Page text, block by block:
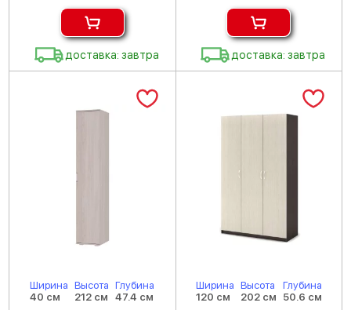
доставка: завтра доставка: завтра
Ширина
40 см
Высота
212 см
Глубина
47.4 см
Ширина
120 см
Высота
202 см
Глубина
50.6 см